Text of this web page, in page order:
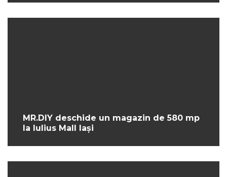
MR.DIY deschide un magazin de 580 mp
la Iulius Mall Iași